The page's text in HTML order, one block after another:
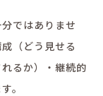
ではありませ
（どう見せる
るか）・継続的
。